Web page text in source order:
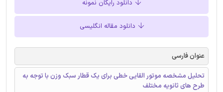
دانلود رایگان نمونه
دانلود مقاله انگلیسی
عنوان فارسی
تحلیل مشخصه موتور القایی خطی برای یک قطار سبک وزن با توجه به
طرح های ثانویه مختلف